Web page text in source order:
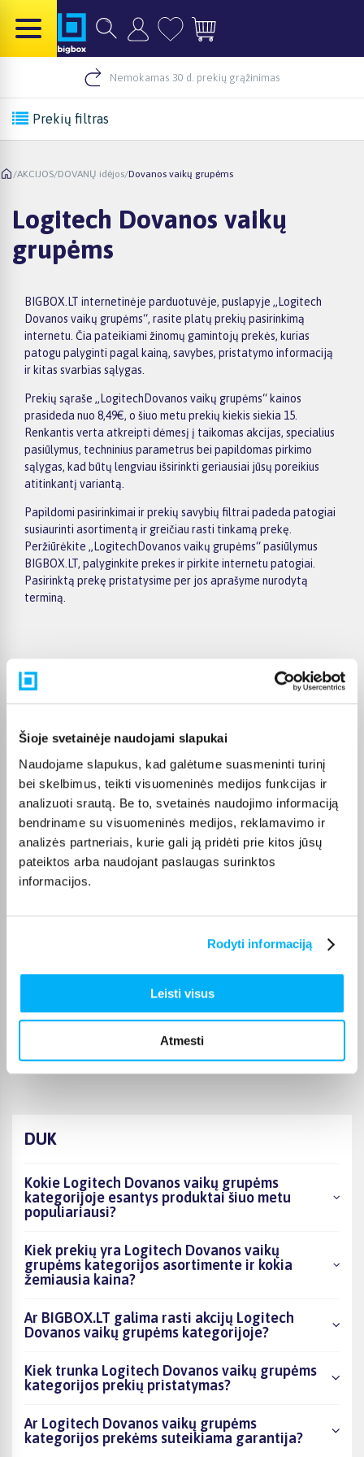
Šioje svetainėje naudojami slapukai
Naudojame slapukus, kad galėtume suasmeninti turinį
bei skelbimus, teikti visuomeninės medijos funkcijas ir
analizuoti srautą. Be to, svetainės naudojimo informaciją
bendriname su visuomeninės medijos, reklamavimo ir
analizės partneriais, kurie gali ją pridėti prie kitos jūsų
pateiktos arba naudojant paslaugas surinktos
informacijos.
Rodyti informaciją
Leisti visus
Atmesti
Nemokamas 30 d. prekių grąžinimas
Prekių filtras
/AKCIJOS/DOVANŲ idėjos/Dovanos vaikų grupėms
Logitech Dovanos vaikų
grupėms
BIGBOX.LT internetinėje parduotuvėje, puslapyje „Logitech
Dovanos vaikų grupėms“, rasite platų prekių pasirinkimą
internetu. Čia pateikiami žinomų gamintojų prekės, kurias
patogu palyginti pagal kainą, savybes, pristatymo informaciją
ir kitas svarbias sąlygas.
Prekių sąraše „LogitechDovanos vaikų grupėms“ kainos
prasideda nuo 8,49€, o šiuo metu prekių kiekis siekia 15.
Renkantis verta atkreipti dėmesį į taikomas akcijas, specialius
pasiūlymus, techninius parametrus bei papildomas pirkimo
sąlygas, kad būtų lengviau išsirinkti geriausiai jūsų poreikius
atitinkantį variantą.
Papildomi pasirinkimai ir prekių savybių filtrai padeda patogiai
susiaurinti asortimentą ir greičiau rasti tinkamą prekę.
Peržiūrėkite „LogitechDovanos vaikų grupėms“ pasiūlymus
BIGBOX.LT, palyginkite prekes ir pirkite internetu patogiai.
Pasirinktą prekę pristatysime per jos aprašyme nurodytą
terminą.
Pirkėjų atsiliepimai apie prekes
Žydrūnė M.
Vaikas patenkintas❤️ puikus žadimas
Algirdas Ž.
Patvirtintas pirkėjas
Super 👍👍👍
osvald o.
Patvirtintas pirkėjas
Labai gera kokybė greitas siuntimas!
DUK
Kokie Logitech Dovanos vaikų grupėms
kategorijoje esantys produktai šiuo metu
populiariausi?
Kiek prekių yra Logitech Dovanos vaikų
grupėms kategorijos asortimente ir kokia
žemiausia kaina?
Ar BIGBOX.LT galima rasti akcijų Logitech
Dovanos vaikų grupėms kategorijoje?
Kiek trunka Logitech Dovanos vaikų grupėms
kategorijos prekių pristatymas?
Ar Logitech Dovanos vaikų grupėms
kategorijos prekėms suteikiama garantija?